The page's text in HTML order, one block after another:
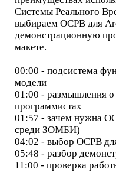
Системы Реального
выбираем ОСРВ для
демонстрационную
макете.
00:00 - подсистема
модели
01:00 - размышления
программистах
01:57 - зачем нужна
среди ЗОМБИ)
04:02 - выбор ОСРВ
05:48 - разбор
11:00 - проверка